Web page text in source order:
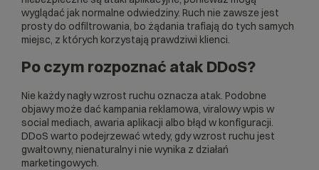
wyglądać jak normalne odwiedziny. Ruch nie zawsze jest
prosty do odfiltrowania, bo żądania trafiają do tych samych
miejsc, z których korzystają prawdziwi klienci.
Po czym rozpoznać atak DDoS?
Nie każdy nagły wzrost ruchu oznacza atak. Podobne
objawy może dać kampania reklamowa, viralowy wpis w
social mediach, awaria aplikacji albo błąd w konfiguracji.
DDoS warto podejrzewać wtedy, gdy wzrost ruchu jest
gwałtowny, nienaturalny i nie wynika z działań
marketingowych.